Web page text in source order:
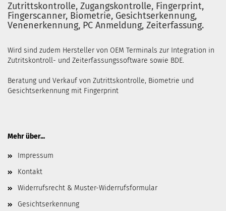
Zutrittskontrolle, Zugangskontrolle, Fingerprint,
Fingerscanner, Biometrie, Gesichtserkennung,
Venenerkennung, PC Anmeldung, Zeiterfassung.
Wird sind zudem Hersteller von OEM Terminals zur Integration in
Zutritskontroll- und Zeiterfassungssoftware sowie BDE.
Beratung und Verkauf von Zutrittskontrolle, Biometrie und
Gesichtserkennung mit Fingerprint
Mehr über...
Impressum
Kontakt
Widerrufsrecht & Muster-Widerrufsformular
Gesichtserkennung